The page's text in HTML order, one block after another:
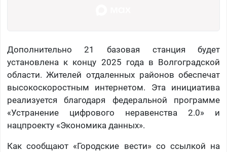
Дополнительно 21 базовая станция будет
установлена к концу 2025 года в Волгоградской
области. Жителей отдаленных районов обеспечат
высокоскоростным интернетом. Эта инициатива
реализуется благодаря федеральной программе
«Устранение цифрового неравенства 2.0» и
нацпроекту «Экономика данных».
Как сообщают «Городские вести» со ссылкой на